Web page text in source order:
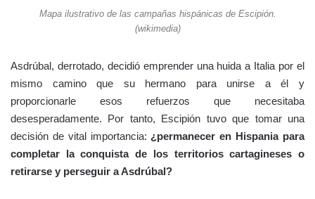
Mapa ilustrativo de las campañas hispánicas de Escipión.
(wikimedia)
Asdrúbal, derrotado, decidió emprender una huida a Italia por el
mismo camino que su hermano para unirse a él y
proporcionarle esos refuerzos que necesitaba
desesperadamente. Por tanto, Escipión tuvo que tomar una
decisión de vital importancia: ¿permanecer en Hispania para
completar la conquista de los territorios cartagineses o
retirarse y perseguir a Asdrúbal?